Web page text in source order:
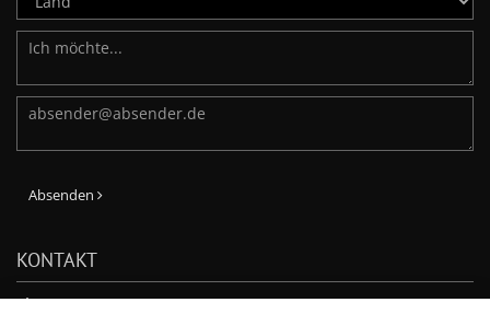
Absenden
KONTAKT
Phone: +49-7231-803-210